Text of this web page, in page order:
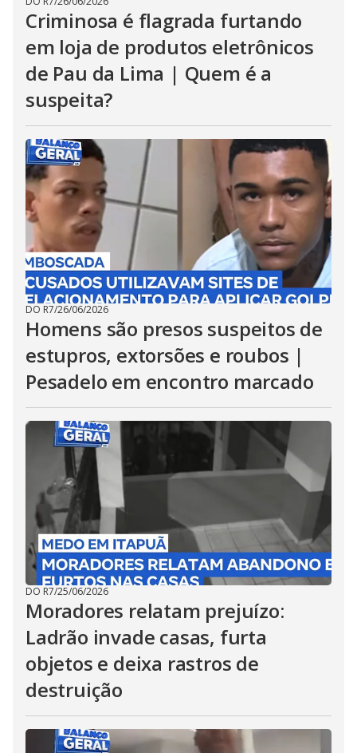
Criminosa é flagrada furtando
em loja de produtos eletrônicos
de Pau da Lima | Quem é a
suspeita?
DO R7/26/06/2026
Homens são presos suspeitos de
estupros, extorsões e roubos |
Pesadelo em encontro marcado
DO R7/25/06/2026
Moradores relatam prejuízo:
Ladrão invade casas, furta
objetos e deixa rastros de
destruição